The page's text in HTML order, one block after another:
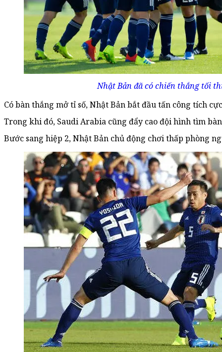
Nhật Bản đã có chiến thắng tối
Có bàn thắng mở tỉ số, Nhật Bản bắt đầu tấn công tích
Trong khi đó, Saudi Arabia cũng đẩy cao đội hình tìm
Bước sang hiệp 2, Nhật Bản chủ động chơi thấp phòng